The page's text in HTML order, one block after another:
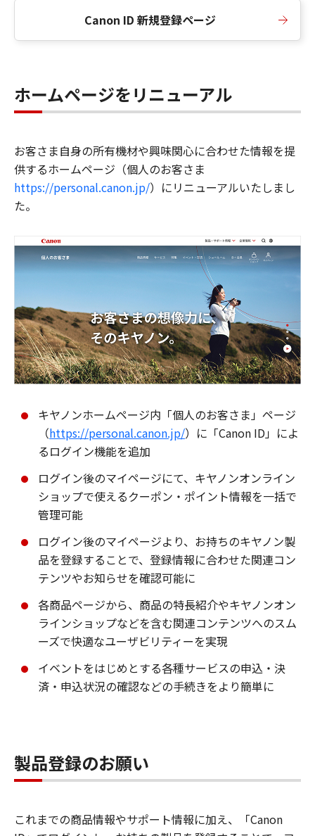
Canon ID 新規登録ページ
ホームページをリニューアル
お客さま自身の所有機材や興味関心に合わせた情報を提
供するホームページ（個人のお客さま
https://personal.canon.jp/）にリニューアルいたしまし
た。
キヤノンホームページ内「個人のお客さま」ページ
（https://personal.canon.jp/）に「Canon ID」によ
るログイン機能を追加
ログイン後のマイページにて、キヤノンオンライン
ショップで使えるクーポン・ポイント情報を一括で
管理可能
ログイン後のマイページより、お持ちのキヤノン製
品を登録することで、登録情報に合わせた関連コン
テンツやお知らせを確認可能に
各商品ページから、商品の特長紹介やキヤノンオン
ラインショップなどを含む関連コンテンツへのスム
ーズで快適なユーザビリティーを実現
イベントをはじめとする各種サービスの申込・決
済・申込状況の確認などの手続きをより簡単に
製品登録のお願い
これまでの商品情報やサポート情報に加え、「Canon